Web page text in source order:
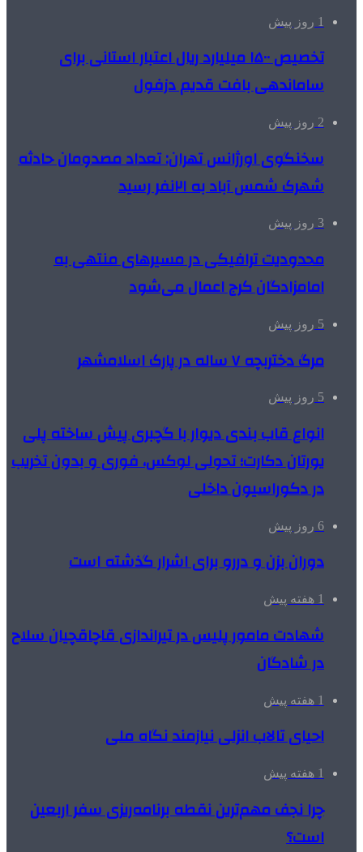
1 روز پیش
تخصیص ۱۵۰۰ میلیارد ریال اعتبار استانی برای
ساماندهی بافت قدیم دزفول
2 روز پیش
سخنگوی اورژانس تهران: تعداد مصدومان حادثه
شهرک شمس آباد به ۲۱نفر رسید
3 روز پیش
محدودیت ترافیکی در مسیرهای منتهی به
امامزادگان کرج اعمال می‌شود
5 روز پیش
مرگ دختربچه ۷ ساله در پارک اسلامشهر
5 روز پیش
انواع قاب بندی دیوار با گچبری پیش ساخته پلی
یورتان دکارت؛ تحولی لوکس، فوری و بدون تخریب
در دکوراسیون داخلی
6 روز پیش
دوران بزن و دررو برای اشرار گذشته است
1 هفته پیش
شهادت مامور پلیس در تیراندازی قاچاقچیان سلاح
در شادگان
1 هفته پیش
احیای تالاب انزلی نیازمند نگاه ملی
1 هفته پیش
چرا نجف مهم‌ترین نقطه برنامه‌ریزی سفر اربعین
است؟